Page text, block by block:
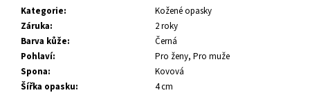
Kategorie:
Kožené opasky
Záruka:
2 roky
Barva kůže:
Černá
Pohlaví:
Pro ženy, Pro muže
Spona:
Kovová
Šířka opasku: 4 cm
MONOGRAMU
10
Kč